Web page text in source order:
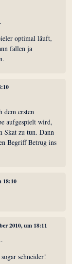
optimal läuft,
fallen ja
dem ersten
aufgespielt wird,
Skat zu tun. Dann
Begriff Betrug ins
18:10
2010, um 18:11
schneider!